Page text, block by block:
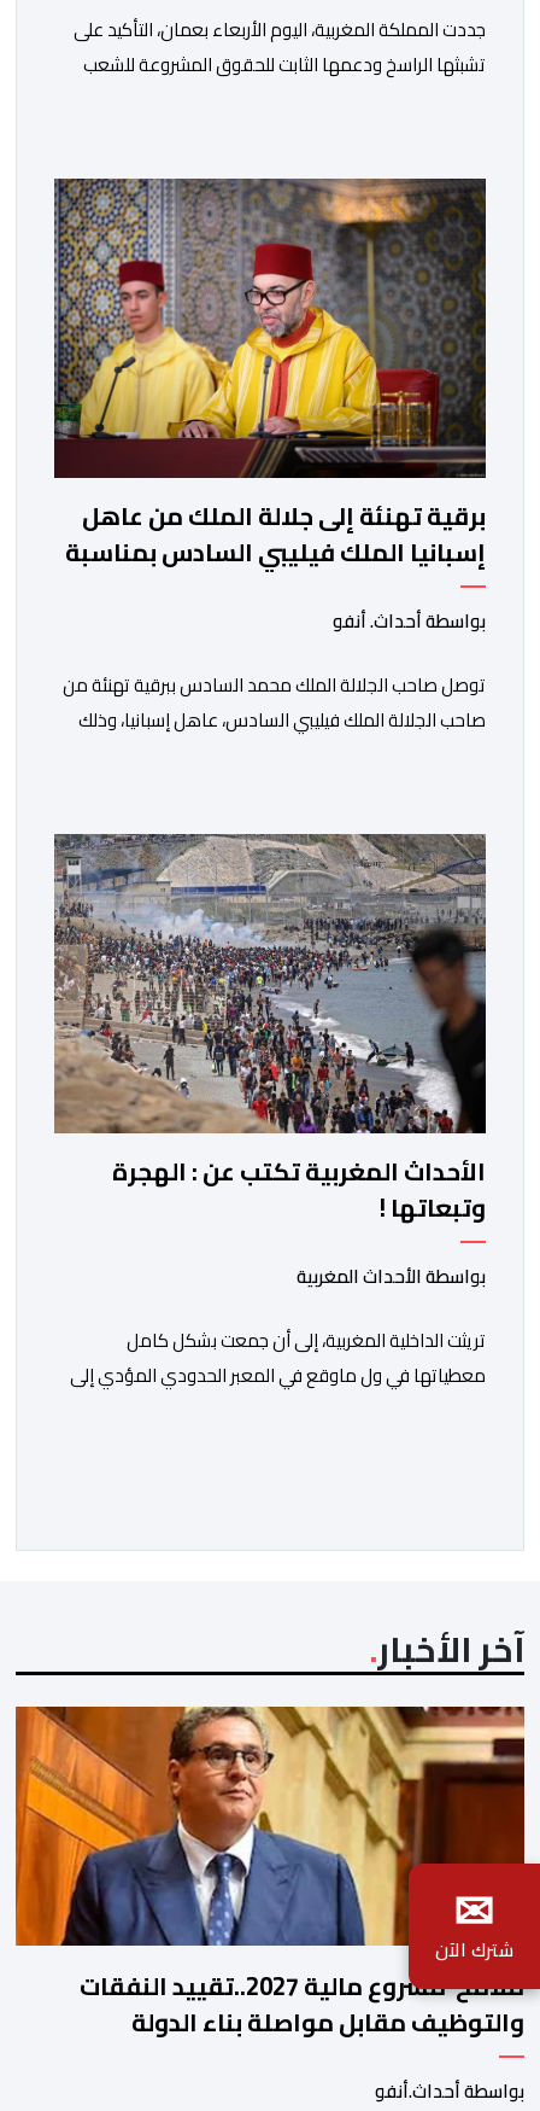
جددت المملكة المغربية، اليوم الأربعاء بعمان، التأكيد على
تشبثها الراسخ ودعمها الثابت للحقوق المشروعة للشعب
الشريف، واقتناعها بفضائل الحوار والتفاوض كسبيل وحيد
لحل الصراع الفلسطيني- الإسرائيلي، بعيدا عن أعمال العنف
والتطرف والتصرفات أحادية الجانب، وكذا انخراطها التام في
كل […]
برقية تهنئة إلى جلالة الملك من عاهل
إسبانيا الملك فيليبي السادس بمناسبة
عيد العرش المجيد
بواسطة أحداث. أنفو
توصل صاحب الجلالة الملك محمد السادس ببرقية تهنئة من
صاحب الجلالة الملك فيليبي السادس، عاهل إسبانيا، وذلك
باسمه الخاص وباسم الحكومة والشعب الإسبانيين، عن أحر
تهانيه وأطيب تمنياته بالسعادة والصحة لشقيقه جلالة
الملك، وبالمزيد من الازدهار والرفاه للشعب المغربي. […]
الأحداث المغربية تكتب عن : الهجرة
وتبعاتها !
بواسطة الأحداث المغربية
تريثت الداخلية المغربية، إلى أن جمعت بشكل كامل
معطياتها في ول ماوقع في المعبر الحدودي المؤدي إلى
الحقائق، […]
آخر الأخبار
ملامح مشروع مالية 2027..تقييد النفقات
والتوظيف مقابل مواصلة بناء الدولة
الاجتماعية والاستثمار
بواسطة أحداث.أنفو
✉
شترك الآن